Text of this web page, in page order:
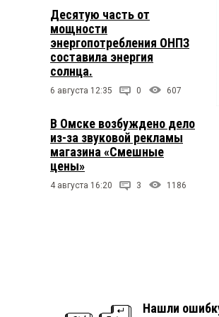
Десятую часть от
мощности
энергопотребления ОНПЗ
составила энергия
солнца.
6 августа 12:35 0 607
В Омске возбуждено дело
из-за звуковой рекламы
магазина «Смешные
цены»
4 августа 16:20 3 1186
Нашли